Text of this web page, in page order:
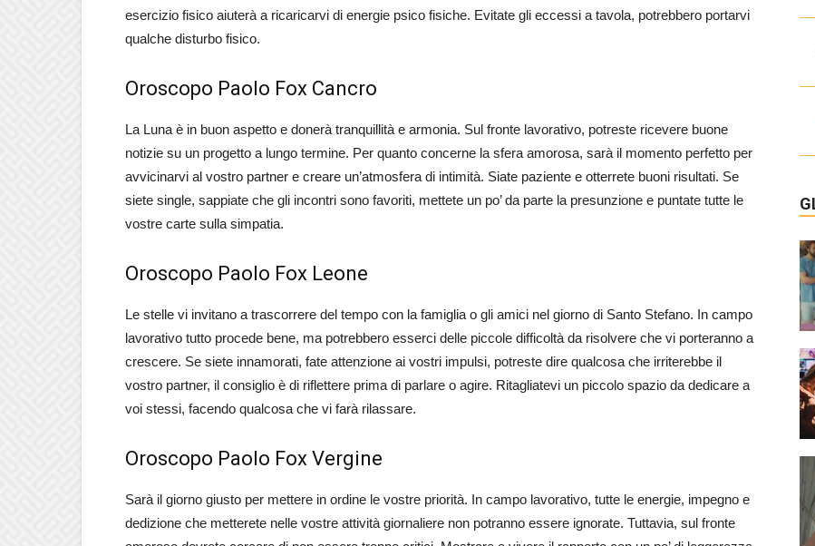
esercizio fisico aiuterà a ricaricarvi di energie psico fisiche. Evitate gli eccessi a tavola, potrebbero portarvi
qualche disturbo fisico.
Oroscopo Paolo Fox Cancro
La Luna è in buon aspetto e donerà tranquillità e armonia. Sul fronte lavorativo, potreste ricevere buone
notizie su un progetto a lungo termine. Per quanto concerne la sfera amorosa, sarà il momento perfetto per
avvicinarvi al vostro partner e creare un’atmosfera di intimità. Siate paziente e otterrete buoni risultati. Se
siete single, sappiate che gli incontri sono favoriti, mettete un po’ da parte la presunzione e puntate tutte le
vostre carte sulla simpatia.
Oroscopo Paolo Fox Leone
Le stelle vi invitano a trascorrere del tempo con la famiglia o gli amici nel giorno di Santo Stefano. In campo
lavorativo tutto procede bene, ma potrebbero esserci delle piccole difficoltà da risolvere che vi porteranno a
crescere. Se siete innamorati, fate attenzione ai vostri impulsi, potreste dire qualcosa che irriterebbe il
vostro partner, il consiglio è di riflettere prima di parlare o agire. Ritagliatevi un piccolo spazio da dedicare a
voi stessi, facendo qualcosa che vi farà rilassare.
Oroscopo Paolo Fox Vergine
Sarà il giorno giusto per mettere in ordine le vostre priorità. In campo lavorativo, tutte le energie, impegno e
dedizione che metterete nelle vostre attività giornaliere non potranno essere ignorate. Tuttavia, sul fronte